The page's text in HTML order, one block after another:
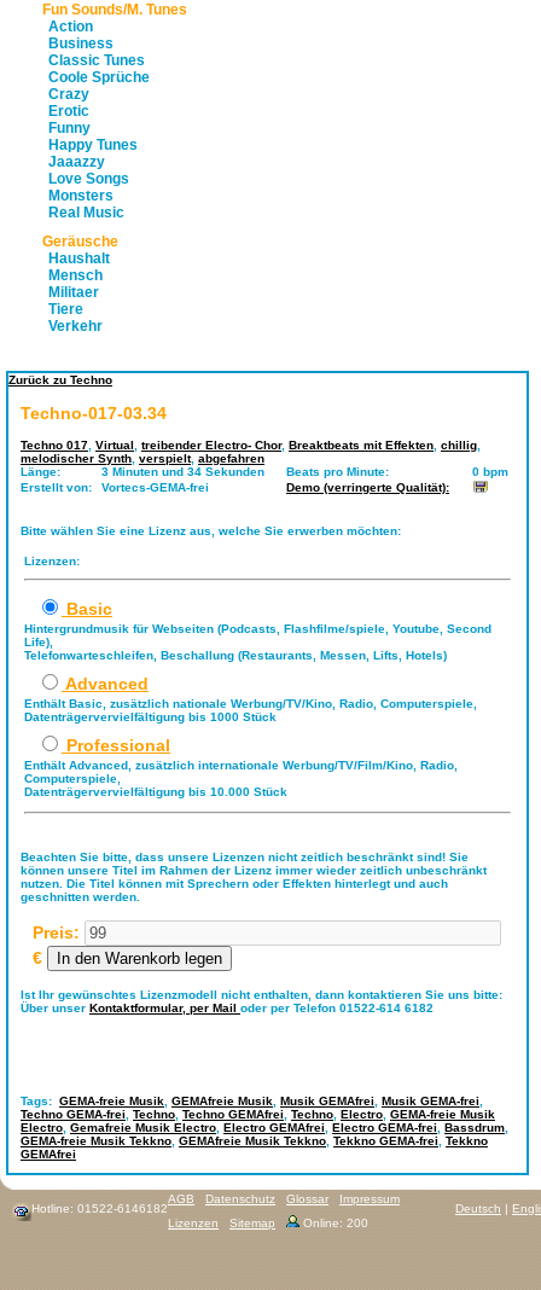
Fun Sounds/M. Tunes
Action
Business
Classic Tunes
Coole Sprüche
Crazy
Erotic
Funny
Happy Tunes
Jaaazzy
Love Songs
Monsters
Real Music
Geräusche
Haushalt
Mensch
Militaer
Tiere
Verkehr
Zurück zu Techno
Techno-017-03.34
Techno 017 Virtual treibender Electro- Chor, Breaktbeats mit Effekten chillig
melodischer Synth verspielt, abgefahren
Länge:
3 Minuten und 34 Sekunden Beats pro Minute:
0 bpm
Erstellt von:
Vortecs-GEMA-frei Demo (verringerte Qualität):
Bitte wählen Sie eine Lizenz aus, welche Sie erwerben möchten:
Lizenzen:
Basic
Hintergrundmusik für Webseiten (Podcasts, Flashfilme/spiele, Youtube, Second
Life),
Telefonwarteschleifen, Beschallung (Restaurants, Messen, Lifts, Hotels)
Advanced
Enthält Basic, zusätzlich nationale Werbung/TV/Kino, Radio, Computerspiele,
Datenträgervervielfältigung bis 1000 Stück
Professional
Enthält Advanced, zusätzlich internationale Werbung/TV/Film/Kino, Radio,
Computerspiele,
Datenträgervervielfältigung bis 10.000 Stück
Beachten Sie bitte, dass unsere Lizenzen nicht zeitlich beschränkt sind! Sie
können unsere Titel im Rahmen der Lizenz immer wieder zeitlich unbeschränkt
nutzen. Die Titel können mit Sprechern oder Effekten hinterlegt und auch
geschnitten werden.
Preis:
€
Ist Ihr gewünschtes Lizenzmodell nicht enthalten, dann kontaktieren Sie uns bitte:
Über unser Kontaktformular, per Mail oder per Telefon 01522-614 6182
Tags: GEMA-freie Musik GEMAfreie Musik Musik GEMAfrei Musik GEMA-frei
Techno GEMA-frei
Techno Techno GEMAfrei Techno Electro GEMA-freie Musik
Electro Gemafreie Musik Electro Electro GEMAfrei Electro GEMA-frei Bassdrum
GEMA-freie Musik Tekkno GEMAfreie Musik Tekkno Tekkno GEMA-frei
Tekkno
GEMAfrei
Hotline: 01522-6146182 Deutsch |
AGB Datenschutz Glossar
Impressum
Lizenzen
Sitemap Online: 200